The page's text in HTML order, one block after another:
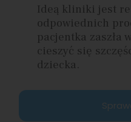
Ideą kliniki jest
odpowiednich
pacjentka zaszła
cieszyć się
dziecka.